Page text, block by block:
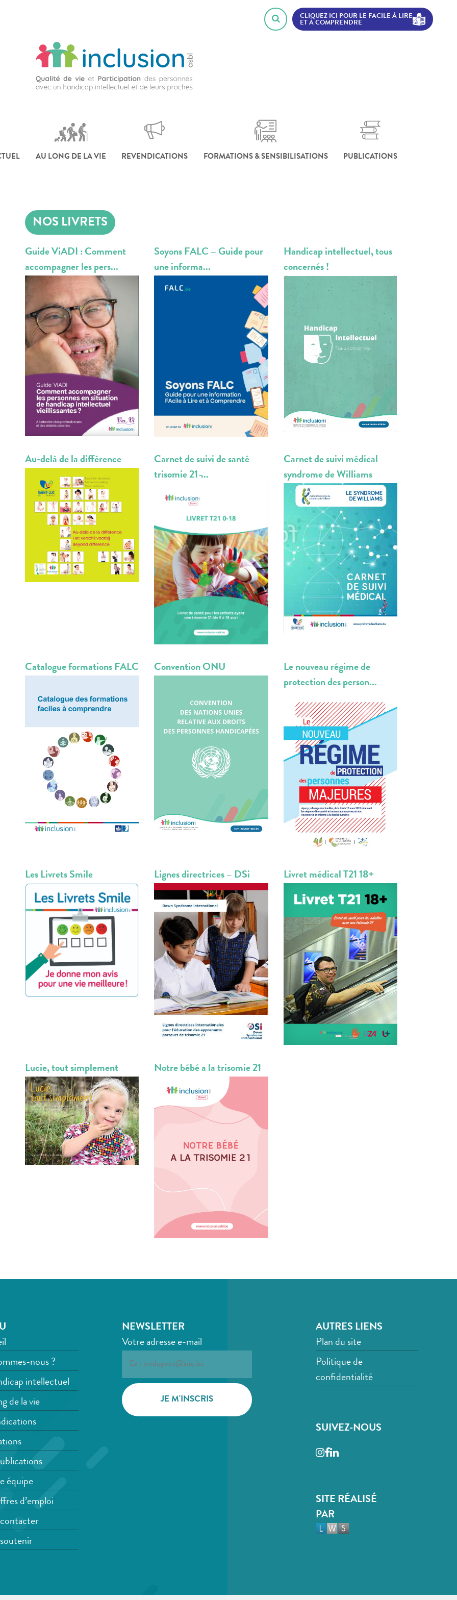
CLIQUEZ ICI POUR LE FACILE À LIRE
ET À COMPRENDRE
AU LONG DE LA VIE REVENDICATIONS FORMATIONS & SENSIBILISATIONS PUBLICATIONS
NOS LIVRETS
Guide ViADI : Comment
accompagner les pers...
Soyons FALC – Guide pour
une informa...
Handicap intellectuel, tous
concernés !
Au-delà de la différence
Carnet de suivi de santé
trisomie 21 ̵...
Carnet de suivi médical
syndrome de Williams
Catalogue formations FALC Convention ONU
Le nouveau régime de
protection des person...
Les Livrets Smile Lignes directrices – DSi Livret médical T21 18+
Lucie, tout simplement Notre bébé a la trisomie 21
nous ?
intellectuel
de la vie
équipe
d’emploi
NEWSLETTER
Votre adresse e-mail
AUTRES LIENS
Plan du site
Politique de
confidentialité
SUIVEZ-NOUS
Instagram
Facebook
LinkedIn
SITE RÉALISÉ
PAR